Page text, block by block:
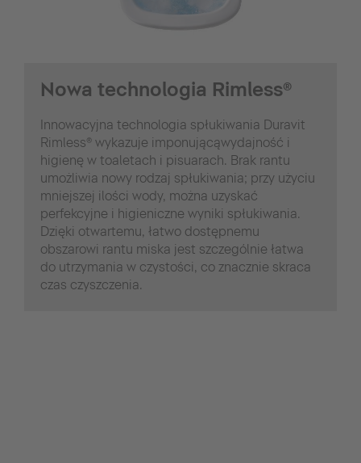
Nowa technologia Rimless®
Innowacyjna technologia spłukiwania Duravit
Rimless® wykazuje imponującąwydajność i
higienę w toaletach i pisuarach. Brak rantu
umożliwia nowy rodzaj spłukiwania; przy użyciu
mniejszej ilości wody, można uzyskać
perfekcyjne i higieniczne wyniki spłukiwania.
Dzięki otwartemu, łatwo dostępnemu
obszarowi rantu miska jest szczególnie łatwa
do utrzymania w czystości, co znacznie skraca
czas czyszczenia.